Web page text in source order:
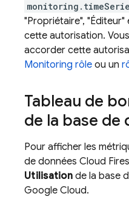
"Propriétaire",
cette autorisation.
accorder cette
Monitoring rôle ou un
Tableau de
de la base de
Pour afficher les
de données Cloud
Utilisationde la base
Google Cloud.